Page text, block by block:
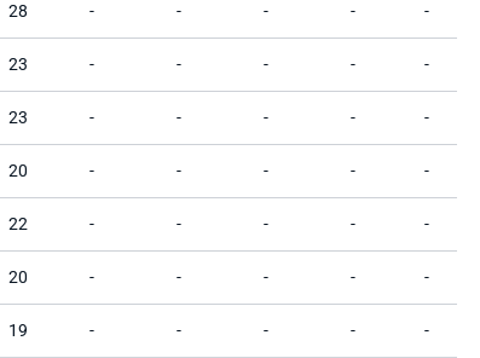
28 - - - - -
23 - - - - -
23 - - - - -
20 - - - - -
22 - - - - -
20 - - - - -
19 - - - - -